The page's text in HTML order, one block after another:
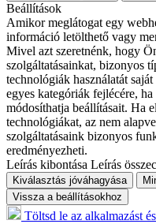
Beállítások
Amikor meglátogat egy
információ letölthető vagy
Mivel azt szeretnénk, hogy
szolgáltatásainkat, bizonyos
technológiák használatát
egyes kategóriák fejlécére,
módosíthatja beállításait. Ha
technológiákat, az nem
szolgáltatásaink bizonyos
eredményezheti.
Leírás kibontása Leírás
Kiválasztás jóváhagyása
Vissza a beállításokhoz
Töltsd le az alkalmazást